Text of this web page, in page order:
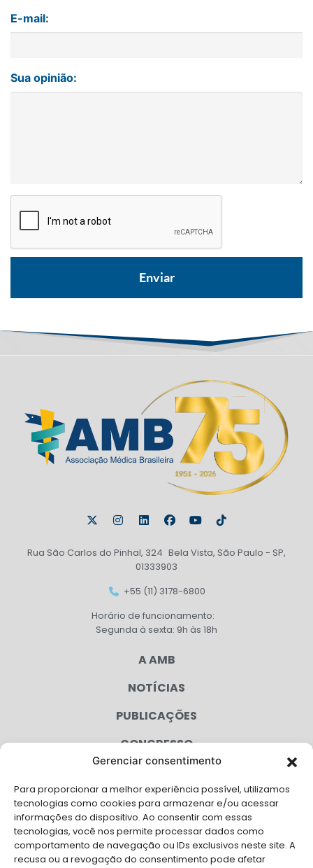
Gerenciar consentimento
Para proporcionar a melhor experiência possível, utilizamos
tecnologias como cookies para armazenar e/ou acessar
informações do dispositivo. Ao consentir com essas
tecnologias, você nos permite processar dados como
comportamento de navegação ou IDs exclusivos neste site. A
recusa ou a revogação do consentimento pode afetar
E-mail:
Sua opinião:
Rua São Carlos do Pinhal, 324 Bela Vista, São Paulo - SP,
01333903
+55 (11) 3178-6800
Horário de funcionamento:
Segunda à sexta: 9h às 18h
A AMB
NOTÍCIAS
PUBLICAÇÕES
CONGRESSO
CAMPANHAS
SERVIÇOS
FILIADAS